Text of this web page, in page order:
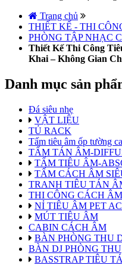
Trang chủ
THIẾT KẾ - THI
PHÒNG TẬP NHẠC
Thiết Kế Thi Công
Khai – Không Gian
Danh mục sản
Đá siêu nhẹ
VẬT LIỆU
TỦ RACK
Tấm tiêu âm ốp tường
TẤM TÁN ÂM-
TẤM TIÊU ÂM-
TẤM CÁCH ÂM
TRANH TIÊU TÁN
THI CÔNG CÁCH ÂM
NỈ TIÊU ÂM PET
MÚT TIÊU ÂM
CABIN CÁCH ÂM
BÀN PHÒNG THU
BÀN DJ PHÒNG THU
BASSTRAP TIÊU